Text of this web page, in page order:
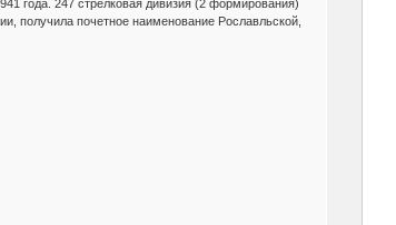
года. 247 стрелковая дивизия (2 формирования)
получила почетное наименование Рославльской,